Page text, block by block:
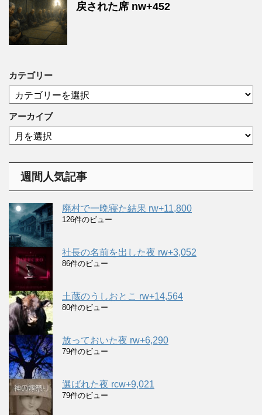
戻された席 nw+452
カテゴリー
テ
ゴ
リ
ー
アーカイブ
ア
ー
週間人気記事
廃村で一晩寝た結果 rw+11,800
126件のビュー
社長の名前を出した夜 rw+3,052
86件のビュー
土蔵のうしおとこ rw+14,564
80件のビュー
放っておいた夜 rw+6,290
79件のビュー
選ばれた夜 rcw+9,021
79件のビュー